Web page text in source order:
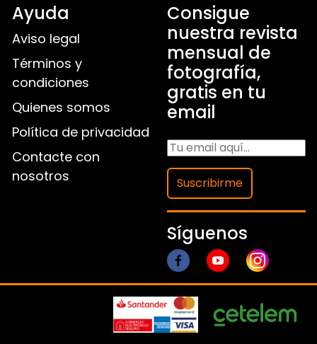
Ayuda
Aviso legal
Términos y
condiciones
Quienes somos
Política de privacidad
Contacte con
nosotros
Consigue
nuestra revista
mensual de
fotografía,
gratis en tu
email
Suscribirme
Síguenos